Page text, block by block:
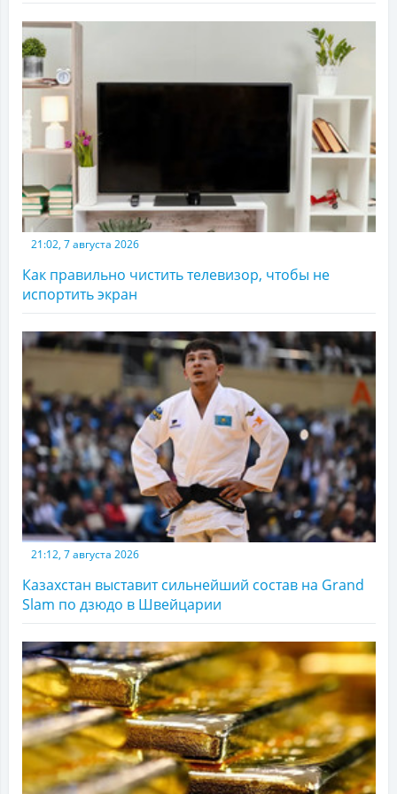
21:02, 7 августа 2026
Как правильно чистить телевизор, чтобы не
испортить экран
21:12, 7 августа 2026
Казахстан выставит сильнейший состав на Grand
Slam по дзюдо в Швейцарии